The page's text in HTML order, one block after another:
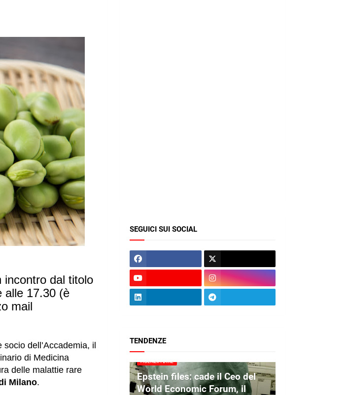
incontro dal titolo
alle 17.30 (è
mail
dell’Accademia, il
di Medicina
delle malattie rare
Milano.
SEGUICI SUI SOCIAL
TENDENZE
AGENZIA DIRE
Epstein files: cade il Ceo del
World Economic Forum, il